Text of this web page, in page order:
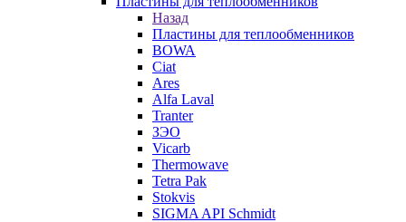
Назад
Пластины для теплообменников
BOWA
Ciat
Ares
Alfa Laval
Tranter
ЗЭО
Vicarb
Thermowave
Tetra Pak
Stokvis
SIGMA API Schmidt